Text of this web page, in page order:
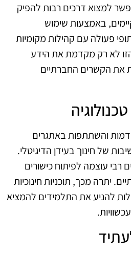
אפשר למצוא דרכים רבות להפיק
באמצעות שימוש
פעולה עם קהילות מקומיות
הזו לא רק מקדמת את הידע
את הקשרים החברתיים
והשתתפות באתגרים
של חינוך בעידן הדיגיטלי.
רבי עוצמה לפיתוח כישורים
יתרה מכך, תוכניות חינוכיות
להניע את התלמידים להמציא